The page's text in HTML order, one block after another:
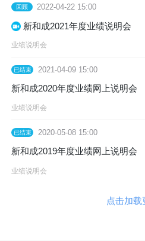
回顾 2022-04-22 15:00
新和成2021年度业绩说明会
业绩说明会
已结束 2021-04-09 15:00
新和成2020年度业绩网上说明会
业绩说明会
已结束 2020-05-08 15:00
新和成2019年度业绩网上说明会
业绩说明会
点击加载